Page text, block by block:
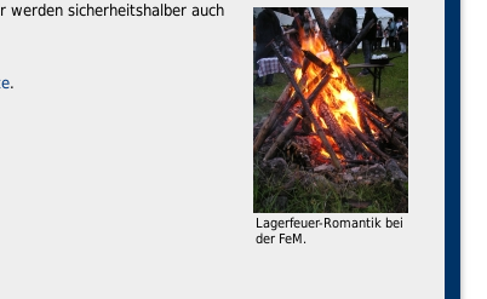
Lagerfeuer-Romantik bei
der FeM.
werden sicherheitshalber auch
.